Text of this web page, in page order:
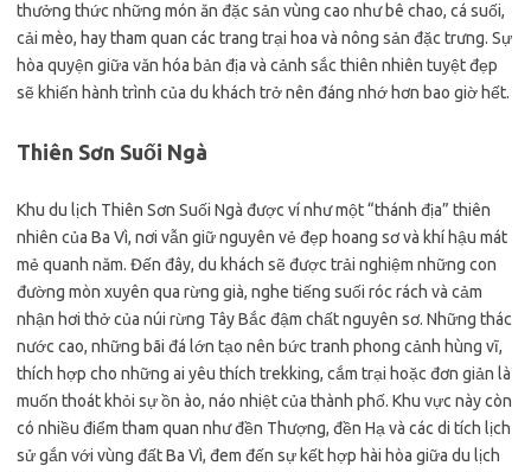
thưởng thức những món ăn đặc sản vùng cao như bê chao, cá suối,
cải mèo, hay tham quan các trang trại hoa và nông sản đặc trưng. Sự
hòa quyện giữa văn hóa bản địa và cảnh sắc thiên nhiên tuyệt đẹp
sẽ khiến hành trình của du khách trở nên đáng nhớ hơn bao giờ hết.
Thiên Sơn Suối Ngà
Khu du lịch Thiên Sơn Suối Ngà được ví như một “thánh địa” thiên
nhiên của Ba Vì, nơi vẫn giữ nguyên vẻ đẹp hoang sơ và khí hậu mát
mẻ quanh năm. Đến đây, du khách sẽ được trải nghiệm những con
đường mòn xuyên qua rừng già, nghe tiếng suối róc rách và cảm
nhận hơi thở của núi rừng Tây Bắc đậm chất nguyên sơ. Những thác
nước cao, những bãi đá lớn tạo nên bức tranh phong cảnh hùng vĩ,
thích hợp cho những ai yêu thích trekking, cắm trại hoặc đơn giản là
muốn thoát khỏi sự ồn ào, náo nhiệt của thành phố. Khu vực này còn
có nhiều điểm tham quan như đền Thượng, đền Hạ và các di tích lịch
sử gắn với vùng đất Ba Vì, đem đến sự kết hợp hài hòa giữa du lịch